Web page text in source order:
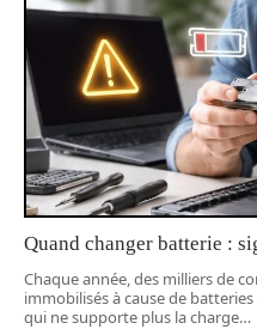
Quand changer batterie :
Chaque année, des milliers de
immobilisés à cause de
qui ne supporte plus la charge…